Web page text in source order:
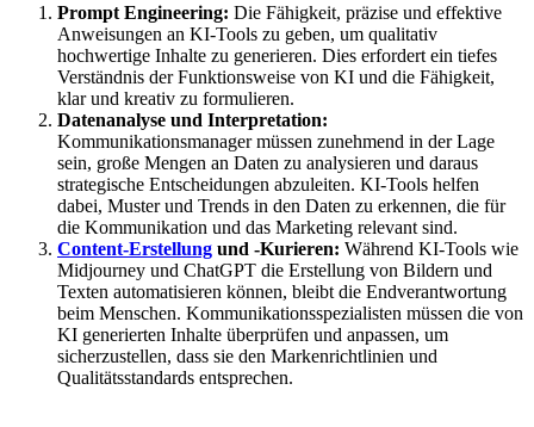
Prompt Engineering: Die Fähigkeit, präzise und effektive
Anweisungen an KI-Tools zu geben, um qualitativ
hochwertige Inhalte zu generieren. Dies erfordert ein tiefes
Verständnis der Funktionsweise von KI und die Fähigkeit,
klar und kreativ zu formulieren.
Datenanalyse und Interpretation:
Kommunikationsmanager müssen zunehmend in der Lage
sein, große Mengen an Daten zu analysieren und daraus
strategische Entscheidungen abzuleiten. KI-Tools helfen
dabei, Muster und Trends in den Daten zu erkennen, die für
die Kommunikation und das Marketing relevant sind.
Content-Erstellung und -Kurieren: Während KI-Tools wie
Midjourney und ChatGPT die Erstellung von Bildern und
Texten automatisieren können, bleibt die Endverantwortung
beim Menschen. Kommunikationsspezialisten müssen die von
KI generierten Inhalte überprüfen und anpassen, um
sicherzustellen, dass sie den Markenrichtlinien und
Qualitätsstandards entsprechen.